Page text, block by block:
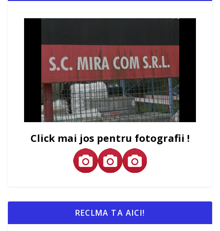
Click mai jos pentru fotografii !
RECLMA TA AICI!